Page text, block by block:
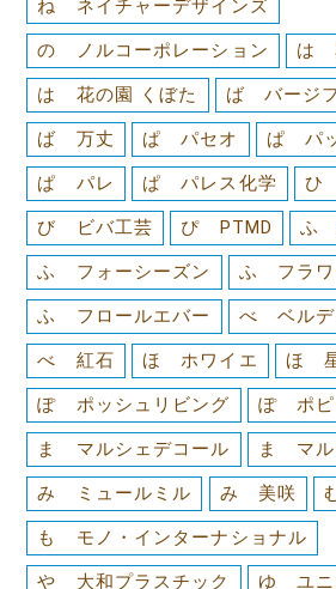
ね ネイチャーデザインズ
の ノルコーポレーション は
は 花の園 くぼた ば バージ
ば 万丈 ぱ パセオ ぱ パ
ぱ パレ ぱ パレス化学 ひ
び ビバ工芸 ぴ PTMD ふ
ふ フォーシーズン ふ フラワ
ふ フロールエバー べ ベルデ
べ 紅石 ほ ホワイエ ほ
ぽ ポッシュリビング ぽ ポピ
ま マルシェデコール ま マル
み ミュールミル み 美咲
も モノ・インターナショナル
や 大和プラスチック ゆ ユニ